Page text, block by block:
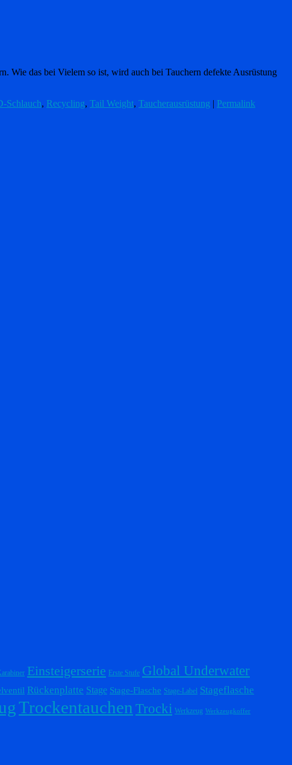
Wie das bei Vielem so ist, wird auch bei Tauchern defekte Ausrüstung
Schlauch, Recycling, Tail Weight, Taucherausrüstung Permalink
Einsteigerserie Erste Stufe Global Underwater
Rückenplatte Stage Stage-Flasche Stage-Label Stageflasche
Trockentauchen Trocki Werkzeug Werkzeugkoffer